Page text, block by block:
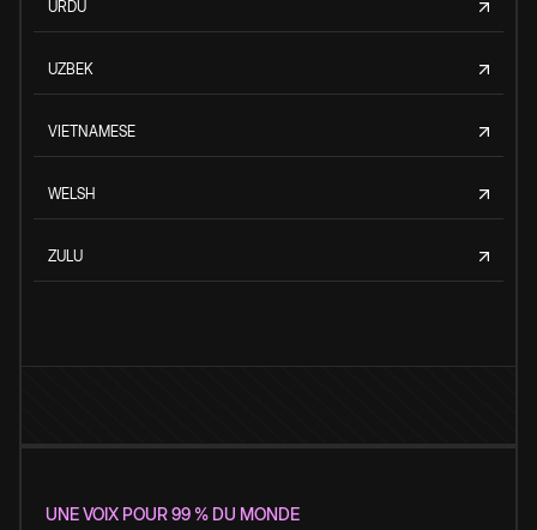
URDU
UZBEK
VIETNAMESE
WELSH
ZULU
UNE VOIX POUR 99 % DU MONDE